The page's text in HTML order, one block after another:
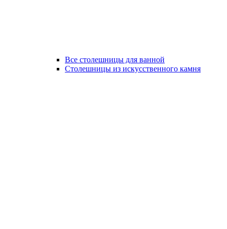
Все столешницы для ванной
Столешницы из искусственного камня